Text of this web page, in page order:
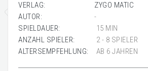
VERLAG:
ZYGO MATIC
AUTOR:
-
SPIELDAUER:
15 MIN
ANZAHL SPIELER:
2 - 8 SPIELER
ALTERSEMPFEHLUNG:
AB 6 JAHREN